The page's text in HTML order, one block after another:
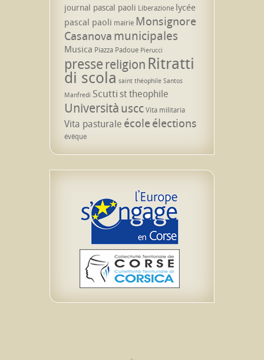
journal pascal paoli Liberazione lycée
pascal paoli mairie Monsignore
Casanova municipales
Musica Piazza Padoue Pierucci
pressereligion Ritratti
di scola saint théophile Santos
Manfredi Scuttist theophile
UniversitàusccVita militaria
Vita pasturale écoleélections
évêque